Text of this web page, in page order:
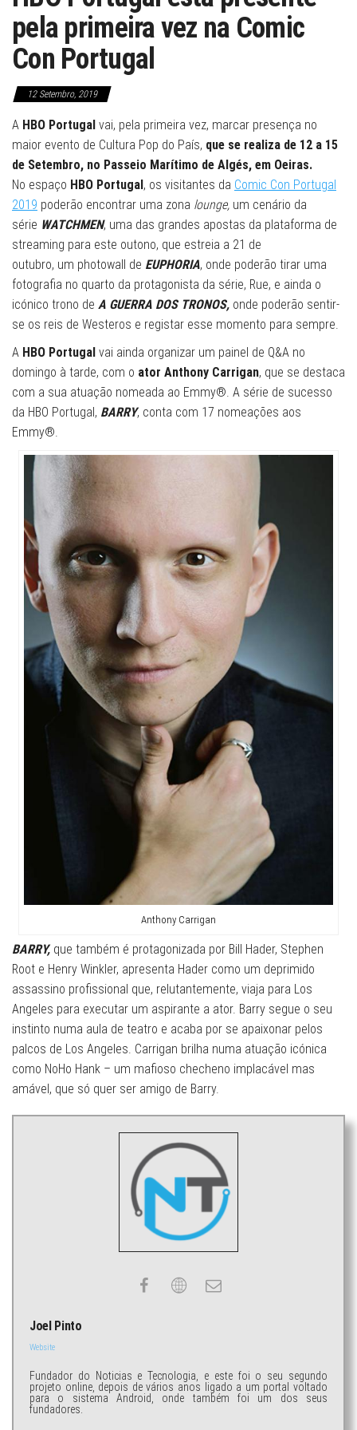
pela primeira vez na Comic
Con Portugal
12 Setembro, 2019
A HBO Portugal vai, pela primeira vez, marcar presença no
maior evento de Cultura Pop do País, que se realiza de 12 a 15
de Setembro, no Passeio Marítimo de Algés, em Oeiras.
No espaço HBO Portugal, os visitantes da Comic Con Portugal
2019 poderão encontrar uma zona lounge, um cenário da
série WATCHMEN, uma das grandes apostas da plataforma de
streaming para este outono, que estreia a 21 de
outubro, um photowall de EUPHORIA, onde poderão tirar uma
fotografia no quarto da protagonista da série, Rue, e ainda o
icónico trono de A GUERRA DOS TRONOS, onde poderão sentir-
se os reis de Westeros e registar esse momento para sempre.
A HBO Portugal vai ainda organizar um painel de Q&A no
domingo à tarde, com o ator Anthony Carrigan, que se destaca
com a sua atuação nomeada ao Emmy®. A série de sucesso
da HBO Portugal, BARRY, conta com 17 nomeações aos
Emmy®.
Anthony Carrigan
BARRY, que também é protagonizada por Bill Hader, Stephen
Root e Henry Winkler, apresenta Hader como um deprimido
assassino profissional que, relutantemente, viaja para Los
Angeles para executar um aspirante a ator. Barry segue o seu
instinto numa aula de teatro e acaba por se apaixonar pelos
palcos de Los Angeles. Carrigan brilha numa atuação icónica
como NoHo Hank – um mafioso checheno implacável mas
amável, que só quer ser amigo de Barry.
Joel Pinto
Website
Fundador do Noticias e Tecnologia, e este foi o seu segundo
projeto online, depois de vários anos ligado a um portal voltado
para o sistema Android, onde também foi um dos seus
fundadores.